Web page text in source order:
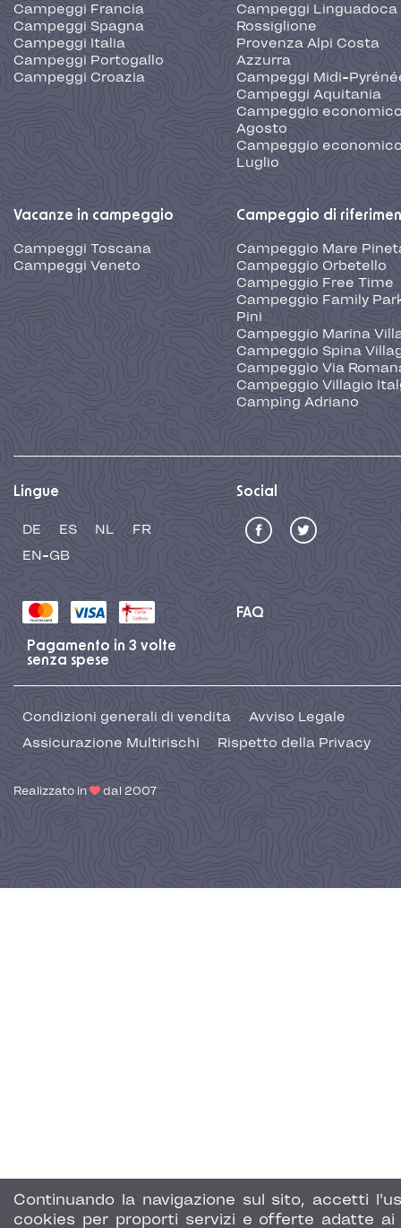
Continuando la navigazione sul sito, accetti
cookies per proporti servizi e offerte adatte ai
Campeggi Francia
Campeggi Spagna
Campeggi Italia
Campeggi Portogallo
Campeggi Croazia
Campeggi Linguadoca
Rossiglione
Provenza Alpi Costa
Azzurra
Campeggi Midi-
Campeggi Aquitania
Campeggio
Agosto
Campeggio
Luglio
Vacanze in campeggio
Campeggi Toscana
Campeggi Veneto
Campeggio di
Campeggio Mare
Campeggio Orbetello
Campeggio Free Time
Campeggio Family
Pini
Campeggio Marina
Campeggio Spina
Campeggio Via
Campeggio Villagio
Camping Adriano
Lingue
DE ES NL
FR
EN-GB
Social
FAQ
Pagamento in 3 volte
senza spese
Condizioni generali di vendita
Avviso Legale
Assicurazione Multirischi
Rispetto della Privacy
Realizzato in dal 2007